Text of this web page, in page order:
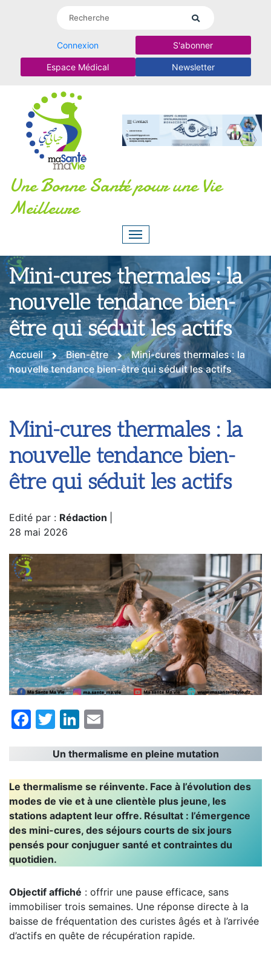
Connexion S'abonner
Espace Médical Newsletter
Une Bonne Santé pour une Vie
Meilleure
Mini-cures thermales : la
nouvelle tendance bien-
être qui séduit les actifs
Accueil Bien-être
Mini-cures thermales : la
nouvelle tendance bien-être qui séduit les actifs
Mini-cures thermales : la
nouvelle tendance bien-
être qui séduit les actifs
Edité par : Rédaction
28 mai 2026
Facebook
TwitterLinkedIn
Un thermalisme en pleine mutation
Le thermalisme se réinvente. Face à l’évolution des
modes de vie et à une clientèle plus jeune, les
stations adaptent leur offre. Résultat : l’émergence
des mini-cures, des séjours courts de six jours
pensés pour conjuguer santé et contraintes du
quotidien.
Objectif affiché : offrir une pause efficace, sans
immobiliser trois semaines. Une réponse directe à la
baisse de fréquentation des curistes âgés et à l’arrivée
d’actifs en quête de récupération rapide.